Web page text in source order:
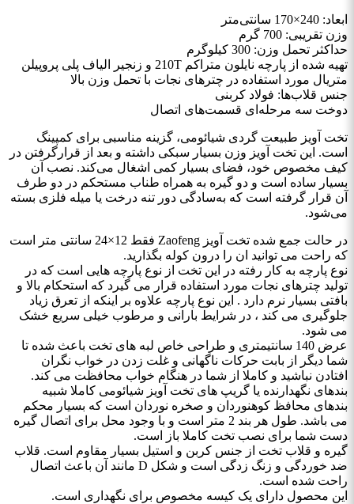
ابعاد: 240×170 سانتی‌متر
وزن تقریبی: 700 گرم
حداکثر تحمل وزن: 300 کیلوگرم
تهیه شده از پارچه نایلون متراکم 210T و زنجیر الیاف پلی پروپیلن
متریال مورد استفاده در چترهای نجات با تحمل وزن بالا
جنس قلاب‌ها: فولاد کربنی
دوخت سه مرحله‌ای قسمت‌های اتصال
تخت آویز طبیعت گردی شیائومی، گزینه مناسبی برای کمپینگ
است. این تخت آویز وزن بسیار سبکی داشته و بعد از قرارگرفتن در
کیف مخصوص خود، فضای بسیار کمی اشغال می‌کند. نصب آن
بسیار ساده است و دو گیره به همراه طناب مستحکم در دو طرف
آن قرار گرفته است که به‌سادگی دور تنه درخت یا میله فلزی بسته
می‌شود.
در حالت جمع شده تخت آویز Zaofeng فقط 12×24 سانتی متر است
که راحت می توانید ان را درون کوله بگذارید.
نوع پارچه به کار رفته در این تخت از نوع پارچه هایی است که در
تولید چترهای نجات مورد استفاده قرار می گیرد که استحکام بالا و
بافتی بسیار نرم دارد . این نوع پارچه علاوه بر اینکه از تعرق زیاد
جلوگیری می کند ، در شرایط بارانی و مرطوب خیلی سریع خشک
می شود.
عرض 140 سانتیمتری و طراحی خاص لبه های تخت باعث شده تا
شما دیگر از بابت حرکات ناگهانی و غلت زدن در خواب نگران
افتادن نباشید و کاملا از شما در هنگام خواب محافظت می کند.
بندهای نگهدارنده یا گریپ های تخت آویز شیائومی کاملا شبیه
بندهای محافظ کوهنوردان و صخره نوردان است که بسیار محکم
می باشد. طول هر بند 2 متر است و با وجود محل برای اتصال گیره
دست شما برای نصب تخت کاملا باز است.
گیره و قلاب تخت از جنس کربن و استیل بسیار مقاوم است. قلاب
ضد خوردگی و زنگ زدگی است و شکل D مانند آن باعث اتصال
راحت شده است.
این محصول دارای یک کیسه مخصوص برای نگهداری است.